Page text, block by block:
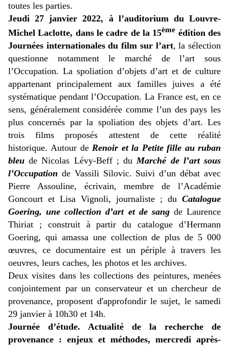
toutes les parties.
Jeudi 27 janvier 2022, à l’auditorium du Louvre-
Michel Laclotte, dans le cadre de la 15ème édition des
Journées internationales du film sur l’art, la sélection
questionne notamment le marché de l’art sous
l’Occupation. La spoliation d’objets d’art et de culture
appartenant principalement aux familles juives a été
systématique pendant l’Occupation. La France est, en ce
sens, généralement considérée comme l’un des pays les
plus concernés par la spoliation des objets d’art. Les
trois films proposés attestent de cette réalité
historique.Autour deRenoir et la Petite fille au ruban
bleu de Nicolas Lévy-Beff ; duMarché de l’art sous
l’Occupation de Vassili Silovic. Suivi d’un débat avec
Pierre Assouline, écrivain, membre de l’Académie
Goncourt et Lisa Vignoli, journaliste ; du Catalogue
Goering, une collection d’art et de sangde Laurence
Thiriat ; construit à partir du catalogue d’Hermann
Goering, qui amassa une collection de plus de 5 000
œuvres, ce documentaire est un périple à travers les
oeuvres, leurs caches, les photos et les archives.
Deux visites dans les collections des peintures, menées
conjointement par un conservateur et un chercheur de
provenance, proposent d'approfondir le sujet, le samedi
29 janvier à 10h30 et 14h.
Journée d’étude. Actualité de la recherche de
provenance : enjeux et méthodes, mercredi après-